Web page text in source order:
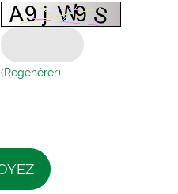
(Regénérer)